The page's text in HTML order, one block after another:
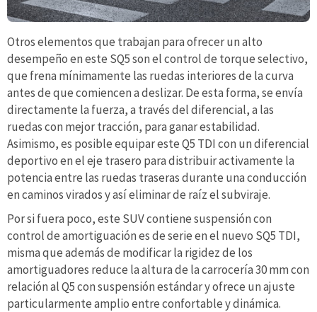
Otros elementos que trabajan para ofrecer un alto
desempeño en este SQ5 son el control de torque selectivo,
que frena mínimamente las ruedas interiores de la curva
antes de que comiencen a deslizar. De esta forma, se envía
directamente la fuerza, a través del diferencial, a las
ruedas con mejor tracción, para ganar estabilidad.
Asimismo, es posible equipar este Q5 TDI con un diferencial
deportivo en el eje trasero para distribuir activamente la
potencia entre las ruedas traseras durante una conducción
en caminos virados y así eliminar de raíz el subviraje.
Por si fuera poco, este SUV contiene suspensión con
control de amortiguación es de serie en el nuevo SQ5 TDI,
misma que además de modificar la rigidez de los
amortiguadores reduce la altura de la carrocería 30 mm con
relación al Q5 con suspensión estándar y ofrece un ajuste
particularmente amplio entre confortable y dinámica.